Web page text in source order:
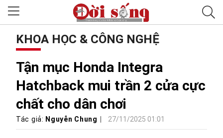
KHOA HỌC & CÔNG NGHỆ
Tận mục Honda Integra
Hatchback mui trần 2 cửa cực
chất cho dân chơi
Tác giả: Nguyễn Chung 27/11/2025 01:01